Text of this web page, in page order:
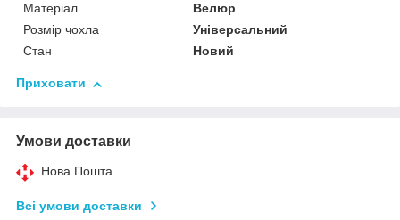
Матеріал
Велюр
Розмір чохла
Універсальний
Стан
Новий
Приховати
Умови доставки
Нова Пошта
Всі умови доставки